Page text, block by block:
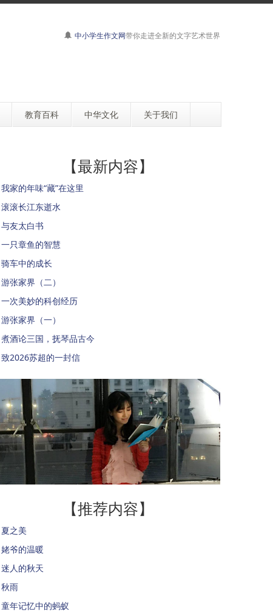
中小学生作文网带你走进全新的文字艺术世界
教育百科 中华文化 关于我们
【最新内容】
我家的年味“藏”在这里
滚滚长江东逝水
与友太白书
一只章鱼的智慧
骑车中的成长
游张家界（二）
一次美妙的科创经历
游张家界（一）
煮酒论三国，抚琴品古今
致2026苏超的一封信
【推荐内容】
夏之美
姥爷的温暖
迷人的秋天
秋雨
童年记忆中的蚂蚁